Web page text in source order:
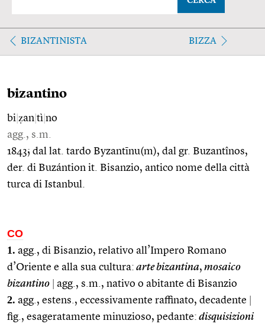
BIZANTINISTA BIZZA
bizantino
bi ẓan tì no
agg., s.m.
1843; dal lat. tardo Byzantīnu(m), dal gr. Buzantînos,
der. di Buzántion it. Bisanzio, antico nome della città
turca di Istanbul.
CO
1. agg., di Bisanzio, relativo all’Impero Romano
d’Oriente e alla sua cultura: arte bizantina, mosaico
bizantino
agg., s.m., nativo o abitante di Bisanzio
2. agg., estens., eccessivamente raffinato, decadente
fig., esageratamente minuzioso, pedante: disquisizioni